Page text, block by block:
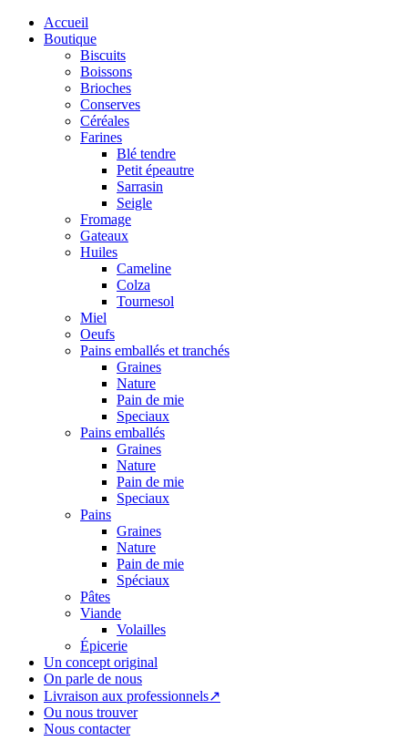
Accueil
Boutique
Biscuits
Boissons
Brioches
Conserves
Céréales
Farines
Blé tendre
Petit épeautre
Sarrasin
Seigle
Fromage
Gateaux
Huiles
Cameline
Colza
Tournesol
Miel
Oeufs
Pains emballés et tranchés
Graines
Nature
Pain de mie
Speciaux
Pains emballés
Graines
Nature
Pain de mie
Speciaux
Pains
Graines
Nature
Pain de mie
Spéciaux
Pâtes
Viande
Volailles
Épicerie
Un concept original
On parle de nous
Livraison aux professionnels↗
Ou nous trouver
Nous contacter